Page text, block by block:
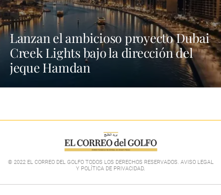
Lanzan el ambicioso proyecto Dubai
Creek Lights bajo la dirección del
jeque Hamdan
© 2022 EL CORREO DEL GOLFO TODOS LOS DERECHOS RESERVADOS. AVISO LEGAL
Y POLÍTICA DE PRIVACIDAD.